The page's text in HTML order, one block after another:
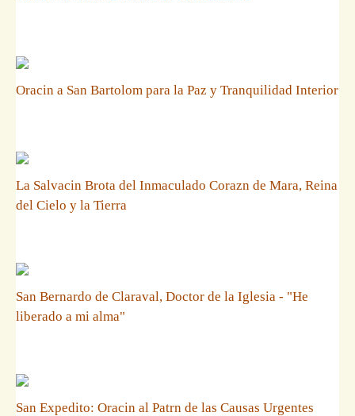
Oracin a San Bartolom para la Paz y Tranquilidad Interior
La Salvacin Brota del Inmaculado Corazn de Mara, Reina
del Cielo y la Tierra
San Bernardo de Claraval, Doctor de la Iglesia - "He
liberado a mi alma"
San Expedito: Oracin al Patrn de las Causas Urgentes